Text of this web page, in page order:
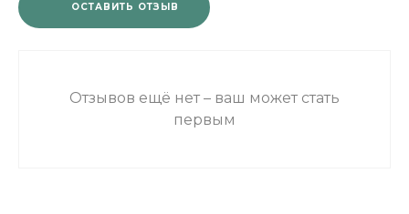
ОСТАВИТЬ ОТЗЫВ
Отзывов ещё нет – ваш может стать
первым